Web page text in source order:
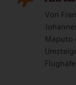
Von
Maputo